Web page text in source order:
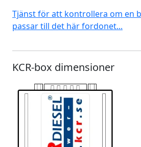
Tjänst för att kontrollera om en
passar till det här fordonet...
KCR-box dimensioner